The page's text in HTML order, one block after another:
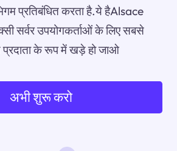
प्रतिबंधित करता है.ये हैAlsace
सर्वर उपयोगकर्ताओं के लिए सबसे
प्रदाता के रूप में खड़े हो जाओ
अभी शुरू करो